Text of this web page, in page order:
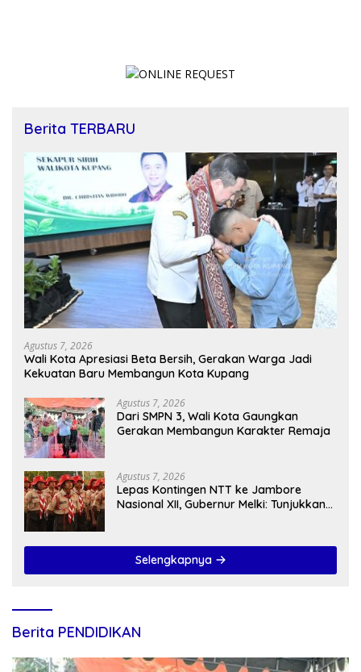
Berita TERBARU
Agustus 7, 2026
Wali Kota Apresiasi Beta Bersih, Gerakan Warga Jadi
Kekuatan Baru Membangun Kota Kupang
Agustus 7, 2026
Dari SMPN 3, Wali Kota Gaungkan
Gerakan Membangun Karakter Remaja
Agustus 7, 2026
Lepas Kontingen NTT ke Jambore
Nasional XII, Gubernur Melki: Tunjukkan
Selengkapnya
Berita PENDIDIKAN